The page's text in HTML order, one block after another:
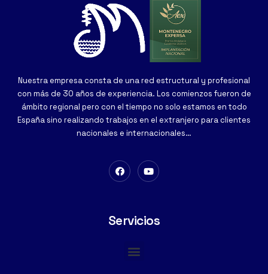
Nuestra empresa consta de una red estructural y profesional
con más de 30 años de experiencia. Los comienzos fueron de
ámbito regional pero con el tiempo no solo estamos en todo
España sino realizando trabajos en el extranjero para clientes
nacionales e internacionales…
Servicios